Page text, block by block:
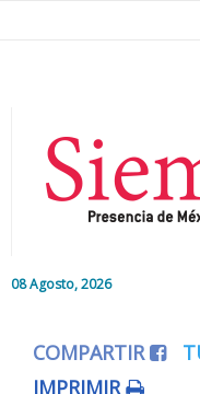
08 Agosto, 2026
Editorial
COMPARTIR
IMPRIMIR